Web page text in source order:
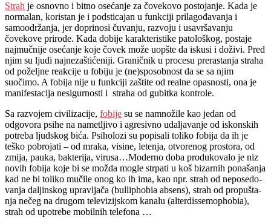
Strah je osnovno i bitno osećanje za čovekovo postojanje. Kada je
normalan, koristan je i podsticajan u funkciji prilagođavanja i
samoodržanja, jer doprinosi čuvanju, razvoju i usavršavanju
čovekove prirode. Kada dobije karakteristike patološkog, postaje
najmučnije osećanje koje čovek može uopšte da iskusi i doživi. Pred
njim su ljudi najnezaštićeniji. Graničnik u procesu prerastanja straha
od poželjne reakcije u fobiju je (ne)sposobnost da se sa njim
suočimo. A fobija nije u funkciji zaštite od realne opasnosti, ona je
manifestacija nesigurnosti i straha od gubitka kontrole.
Sa razvojem civilizacije, fobije su se namnožile kao jedan od
odgovora psihe na nametljivo i agresivno udaljavanje od iskonskih
potreba ljudskog bića. Psiholozi su popisali toliko fobija da ih je
teško pobrojati – od mraka, visine, letenja, otvorenog prostora, od
zmija, pauka, bakterija, virusa…Moderno doba produkovalo je niz
novih fobija koje bi se možda mogle strpati u koš bizarnih ponašanja
kad ne bi toliko mučile onog ko ih ima, kao npr. strah od ne­po­se­do­
va­nja daljinskog upra­vlja­ča (bul­lip­ho­bia ab­sens), strah od pro­pu­šta­
nja ne­čeg na dru­gom te­le­vi­zij­skom ka­na­lu (alterdis­se­mop­ho­bia),
strah od upo­tre­be mo­bil­nih te­le­fo­na …